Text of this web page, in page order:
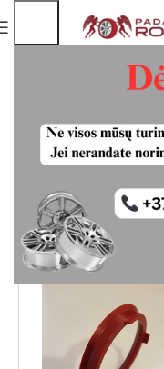
Centravimo